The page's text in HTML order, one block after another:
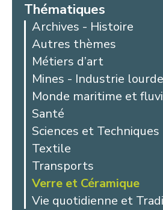
Thématiques
Archives - Histoire
Autres thèmes
Métiers d’art
Mines - Industrie lourde
Monde maritime et
Santé
Sciences et Techniques
Textile
Transports
Verre et Céramique
Vie quotidienne et